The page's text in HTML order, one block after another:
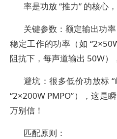
率是功放 “推力” 的核心
关键参数：额定输出功
稳定工作的功率（如
阻抗下，每声道输出 50W）
避坑：很多低价功放标
“2×200W PMPO”），这是
万别信！
匹配原则：